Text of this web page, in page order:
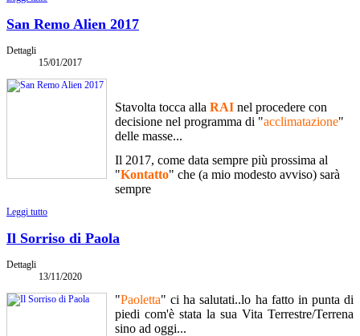
San Remo Alien 2017
Dettagli
15/01/2017
Stavolta tocca alla RAI nel procedere con
decisione nel programma di "acclimatazione"
delle masse...
Il 2017, come data sempre più prossima al
"Kontatto" che (a mio modesto avviso) sarà
sempre
Leggi tutto
Il Sorriso di Paola
Dettagli
13/11/2020
"Paoletta" ci ha salutati..lo ha fatto in punta di
piedi com'è stata la sua Vita Terrestre/Terrena
sino ad oggi...